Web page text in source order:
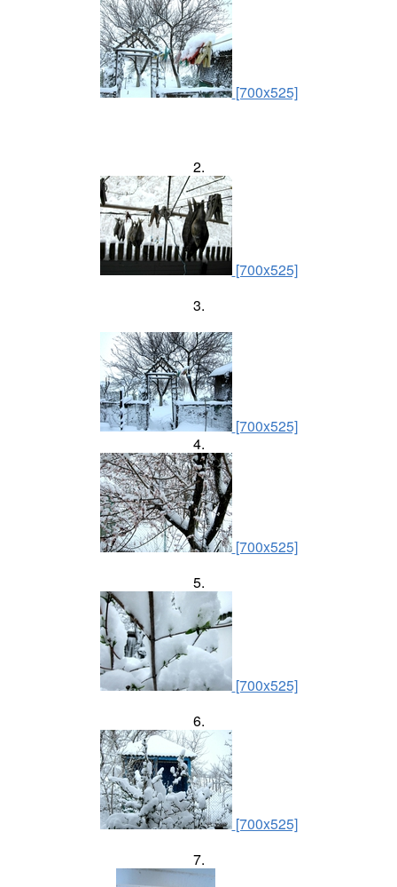
[700x525]
2.
[700x525]
3.
[700x525]
4.
[700x525]
5.
[700x525]
6.
[700x525]
7.